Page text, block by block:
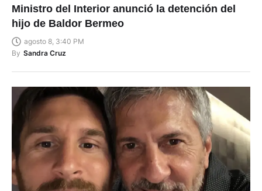
Ministro del Interior anunció la detención del
hijo de Baldor Bermeo
agosto 8, 3:40 PM
By Sandra Cruz